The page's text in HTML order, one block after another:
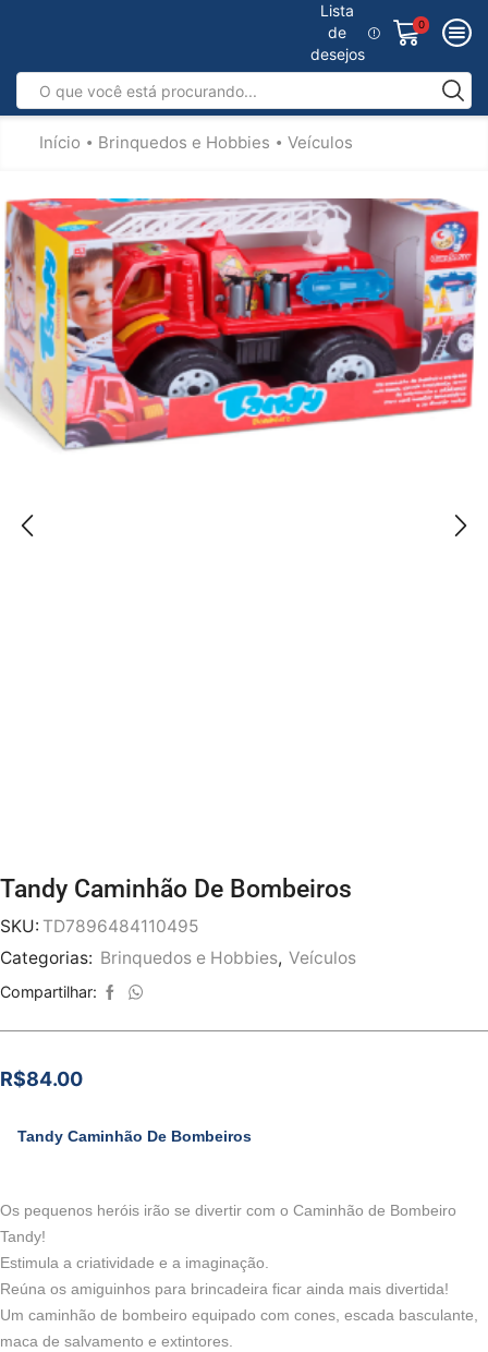
Lista
de
desejos
0
Início • Brinquedos e Hobbies • Veículos
Tandy Caminhão De Bombeiros
SKU: TD7896484110495
Categorias: Brinquedos e Hobbies, Veículos
Compartilhar:
R$84.00
Tandy Caminhão De Bombeiros
Os pequenos heróis irão se divertir com o Caminhão de Bombeiro
Tandy!
Estimula a criatividade e a imaginação.
Reúna os amiguinhos para brincadeira ficar ainda mais divertida!
Um caminhão de bombeiro equipado com cones, escada basculante,
maca de salvamento e extintores.